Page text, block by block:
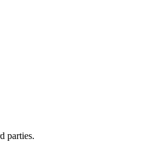
parties.